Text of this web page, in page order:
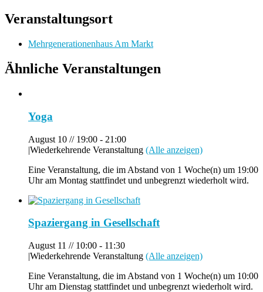
Veranstaltungsort
Mehrgenerationenhaus Am Markt
Ähnliche Veranstaltungen
Yoga
August 10 // 19:00 - 21:00
|Wiederkehrende Veranstaltung (Alle anzeigen)
Eine Veranstaltung, die im Abstand von 1 Woche(n) um 19:00
Uhr am Montag stattfindet und unbegrenzt wiederholt wird.
Spaziergang in Gesellschaft
August 11 // 10:00 - 11:30
|Wiederkehrende Veranstaltung (Alle anzeigen)
Eine Veranstaltung, die im Abstand von 1 Woche(n) um 10:00
Uhr am Dienstag stattfindet und unbegrenzt wiederholt wird.